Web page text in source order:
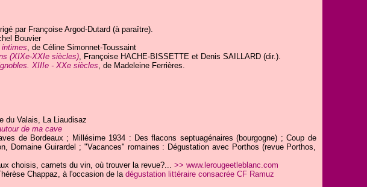
par Françoise Argod-Dutard (à paraître).
Bouvier
, de Céline Simonnet-Toussaint
(XIXe-XXIe siècles), Françoise HACHE-BISSETTE et Denis SAILLARD (dir.).
XIIIe - XXe siècles, de Madeleine Ferrières.
du Valais, La Liaudisaz
de ma cave
de Bordeaux ; Millésime 1934 : Des flacons septuagénaires (bourgogne) ; Coup de
Domaine Guirardel ; "Vacances" romaines : Dégustation avec Porthos (revue Porthos,
choisis, carnets du vin, où trouver la revue?... >> www.lerougeetleblanc.com
Chappaz, à l'occasion de la dégustation littéraire consacrée CF Ramuz